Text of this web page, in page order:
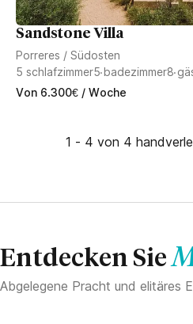
Sandstone Villa
Porreres / Südosten
5 schlafzimmer5badezimmer8
Von 6.300€ / Woche
1 - 4 von 4
Entdecken Sie
Abgelegene Pracht und elitäres